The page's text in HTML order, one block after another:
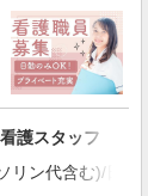
見る
NEW
未経験歓迎/
護スタッフ
リン代含む)/日払